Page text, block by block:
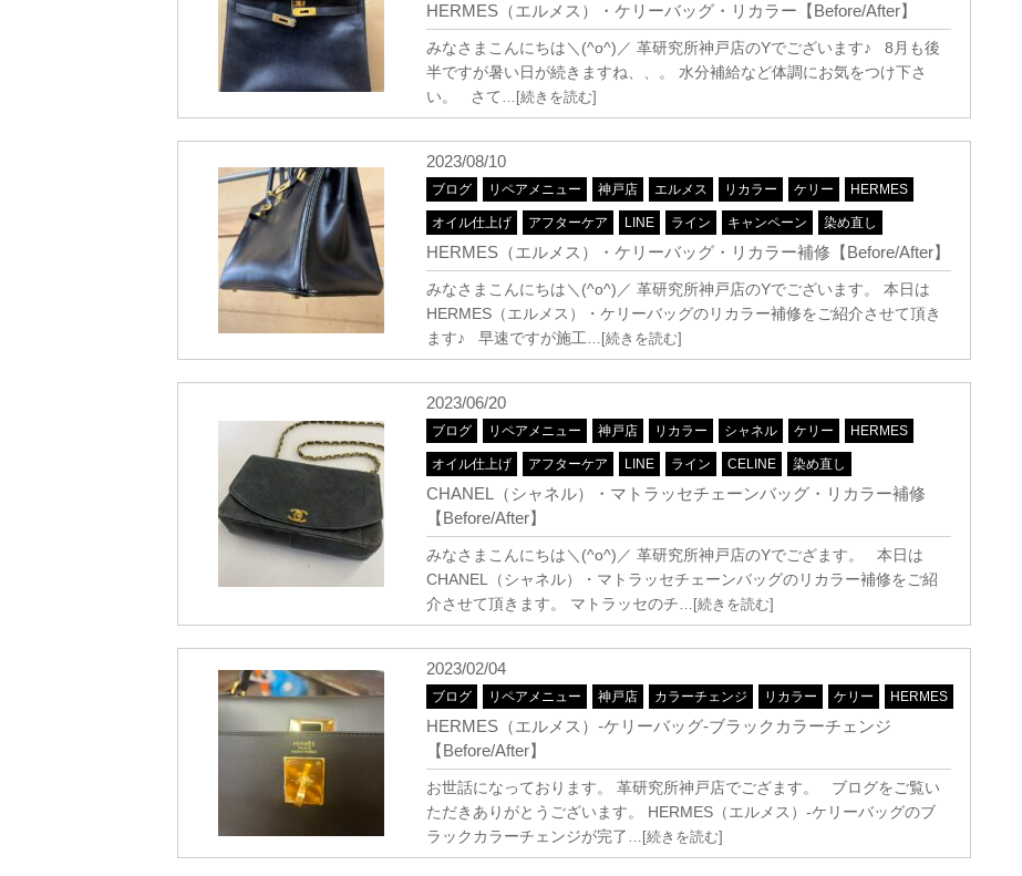
HERMES（エルメス）・ケリーバッグ・リカラー【Before/After】
みなさまこんにちは＼(^o^)／ 革研究所神戸店のYでございます♪ 8月も後
半ですが暑い日が続きますね、、。 水分補給など体調にお気をつけ下さ
い。 さて …[続きを読む]
2023/08/10
ブログ リペアメニュー 神戸店 エルメス リカラー ケリー HERMES
オイル仕上げ アフターケア LINE ライン キャンペーン 染め直し
HERMES（エルメス）・ケリーバッグ・リカラー補修【Before/After】
みなさまこんにちは＼(^o^)／ 革研究所神戸店のYでございます。 本日は
HERMES（エルメス）・ケリーバッグのリカラー補修をご紹介させて頂き
ます♪ 早速ですが施工…[続きを読む]
2023/06/20
ブログ リペアメニュー 神戸店 リカラー シャネル ケリー HERMES
オイル仕上げ アフターケア LINE ライン CELINE 染め直し
CHANEL（シャネル）・マトラッセチェーンバッグ・リカラー補修
【Before/After】
みなさまこんにちは＼(^o^)／ 革研究所神戸店のYでござます。 本日は
CHANEL（シャネル）・マトラッセチェーンバッグのリカラー補修をご紹
介させて頂きます。 マトラッセのチ…[続きを読む]
2023/02/04
ブログ リペアメニュー 神戸店 カラーチェンジ リカラー ケリー HERMES
HERMES（エルメス）-ケリーバッグ-ブラックカラーチェンジ
【Before/After】
お世話になっております。 革研究所神戸店でござます。 ブログをご覧い
ただきありがとうございます。 HERMES（エルメス）-ケリーバッグのブ
ラックカラーチェンジが完了 …[続きを読む]